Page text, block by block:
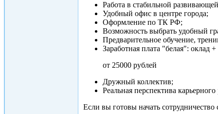
Работа в стабильной
Удобный офис в центре города;
Оформление по ТК РФ;
Возможность выбрать удобный
Предварительное обучение,
Заработная плата "белая": оклад
от 25000 рублей
Дружный коллектив;
Реальная перспектива
Если вы готовы начать